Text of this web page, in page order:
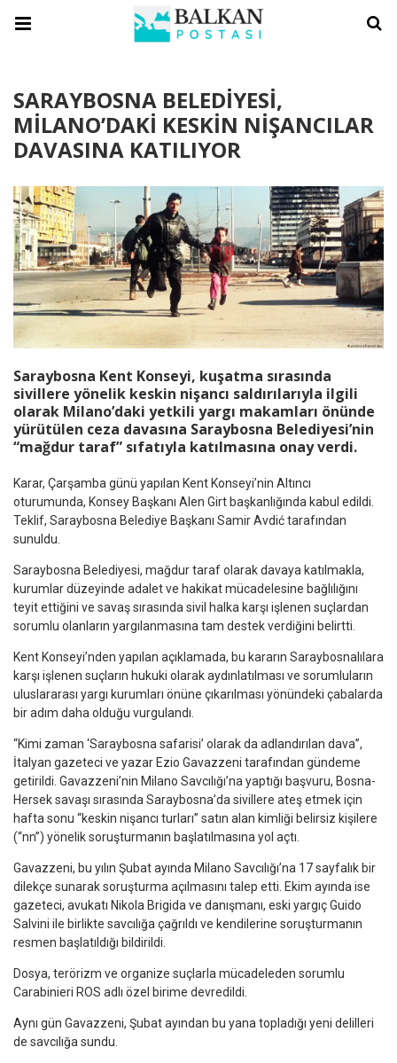
SARAYBOSNA BELEDİYESİ,
MİLANO’DAKİ KESKİN NİŞANCILAR
DAVASINA KATILIYOR
Saraybosna Kent Konseyi, kuşatma sırasında
sivillere yönelik keskin nişancı saldırılarıyla ilgili
olarak Milano’daki yetkili yargı makamları önünde
yürütülen ceza davasına Saraybosna Belediyesi’nin
“mağdur taraf” sıfatıyla katılmasına onay verdi.
Karar, Çarşamba günü yapılan Kent Konseyi’nin Altıncı
oturumunda, Konsey Başkanı Alen Girt başkanlığında kabul edildi.
Teklif, Saraybosna Belediye Başkanı Samir Avdić tarafından
sunuldu.
Saraybosna Belediyesi, mağdur taraf olarak davaya katılmakla,
kurumlar düzeyinde adalet ve hakikat mücadelesine bağlılığını
teyit ettiğini ve savaş sırasında sivil halka karşı işlenen suçlardan
sorumlu olanların yargılanmasına tam destek verdiğini belirtti.
Kent Konseyi’nden yapılan açıklamada, bu kararın Saraybosnalılara
karşı işlenen suçların hukuki olarak aydınlatılması ve sorumluların
uluslararası yargı kurumları önüne çıkarılması yönündeki çabalarda
bir adım daha olduğu vurgulandı.
“Kimi zaman ‘Saraybosna safarisi’ olarak da adlandırılan dava”,
İtalyan gazeteci ve yazar Ezio Gavazzeni tarafından gündeme
getirildi. Gavazzeni’nin Milano Savcılığı’na yaptığı başvuru, Bosna-
Hersek savaşı sırasında Saraybosna’da sivillere ateş etmek için
hafta sonu “keskin nişancı turları” satın alan kimliği belirsiz kişilere
(“nn”) yönelik soruşturmanın başlatılmasına yol açtı.
Gavazzeni, bu yılın Şubat ayında Milano Savcılığı’na 17 sayfalık bir
dilekçe sunarak soruşturma açılmasını talep etti. Ekim ayında ise
gazeteci, avukatı Nikola Brigida ve danışmanı, eski yargıç Guido
Salvini ile birlikte savcılığa çağrıldı ve kendilerine soruşturmanın
resmen başlatıldığı bildirildi.
Dosya, terörizm ve organize suçlarla mücadeleden sorumlu
Carabinieri ROS adlı özel birime devredildi.
Aynı gün Gavazzeni, Şubat ayından bu yana topladığı yeni delilleri
de savcılığa sundu.